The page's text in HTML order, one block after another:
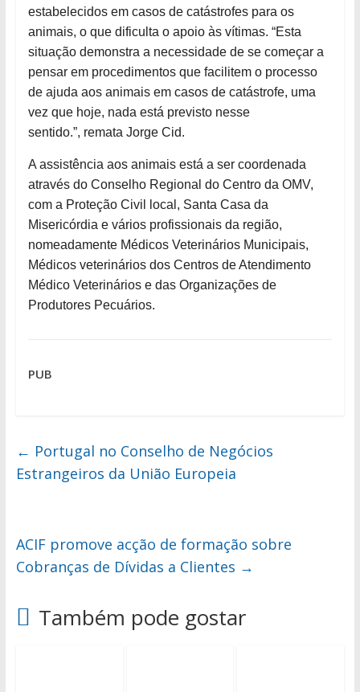
estabelecidos em casos de catástrofes para os
animais, o que dificulta o apoio às vítimas. “Esta
situação demonstra a necessidade de se começar a
pensar em procedimentos que facilitem o processo
de ajuda aos animais em casos de catástrofe, uma
vez que hoje, nada está previsto nesse
sentido.”, remata Jorge Cid.
A assistência aos animais está a ser coordenada
através do Conselho Regional do Centro da OMV,
com a Proteção Civil local, Santa Casa da
Misericórdia e vários profissionais da região,
nomeadamente Médicos Veterinários Municipais,
Médicos veterinários dos Centros de Atendimento
Médico Veterinários e das Organizações de
Produtores Pecuários.
PUB
← Portugal no Conselho de Negócios
Estrangeiros da União Europeia
ACIF promove acção de formação sobre
Cobranças de Dívidas a Clientes →
Também pode gostar